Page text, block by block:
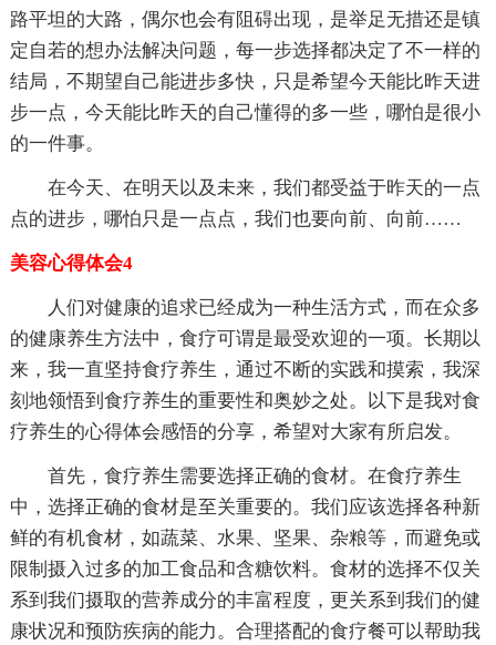
路平坦的大路，偶尔也会有阻碍出现，是举足无措还是镇
定自若的想办法解决问题，每一步选择都决定了不一样的
结局，不期望自己能进步多快，只是希望今天能比昨天进
步一点，今天能比昨天的自己懂得的多一些，哪怕是很小
的一件事。
在今天、在明天以及未来，我们都受益于昨天的一点
点的进步，哪怕只是一点点，我们也要向前、向前……
美容心得体会4
人们对健康的追求已经成为一种生活方式，而在众多
的健康养生方法中，食疗可谓是最受欢迎的一项。长期以
来，我一直坚持食疗养生，通过不断的实践和摸索，我深
刻地领悟到食疗养生的重要性和奥妙之处。以下是我对食
疗养生的心得体会感悟的分享，希望对大家有所启发。
首先，食疗养生需要选择正确的食材。在食疗养生
中，选择正确的食材是至关重要的。我们应该选择各种新
鲜的有机食材，如蔬菜、水果、坚果、杂粮等，而避免或
限制摄入过多的加工食品和含糖饮料。食材的选择不仅关
系到我们摄取的营养成分的丰富程度，更关系到我们的健
康状况和预防疾病的能力。合理搭配的食疗餐可以帮助我